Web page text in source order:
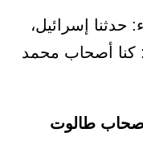
حدثنا إسرائيل،
كنا أصحاب محمد
طالوت